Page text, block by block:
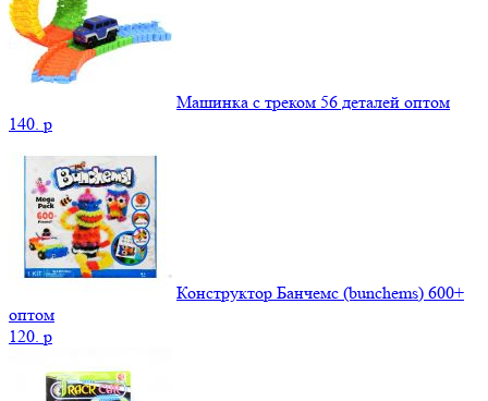
Машинка с треком 56 деталей оптом
140. p
Конструктор Банчемс (bunchems) 600+
оптом
120. p